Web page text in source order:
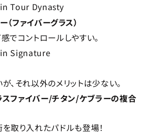
Tour Dynasty
（ファイバーグラス）
でコントロールしやすい。
Signature
、それ以外のメリットは少ない。
ファイバー/チタン/ケブラーの複合
取り入れたパドルも登場！